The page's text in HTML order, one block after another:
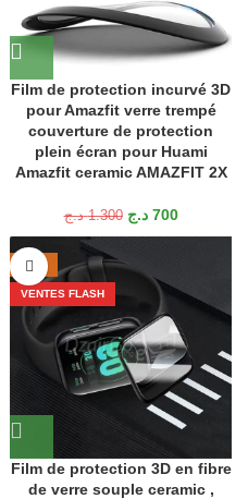
Film de protection incurvé 3D
pour Amazfit verre trempé
couverture de protection
plein écran pour Huami
Amazfit ceramic AMAZFIT 2X
1.300 د.ج 700 د.ج
-46%
VENTES FLASH
Film de protection 3D en fibre
de verre souple ceramic ,